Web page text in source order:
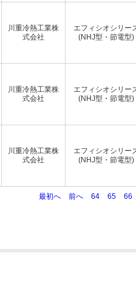
川重冷熱工業株
式会社
エフィシオシリー
(NHJ型・節電型)
川重冷熱工業株
式会社
エフィシオシリー
(NHJ型・節電型)
川重冷熱工業株
式会社
エフィシオシリー
(NHJ型・節電型)
最初へ 前へ 64 65 66